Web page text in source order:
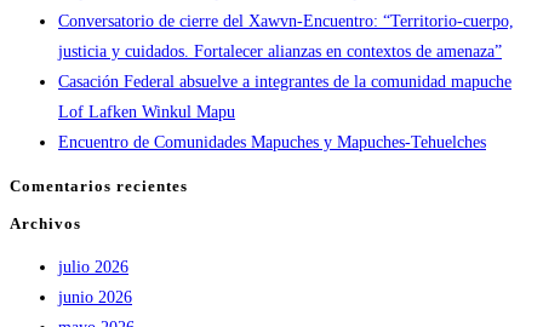
Conversatorio de cierre del Xawvn-Encuentro: “Territorio-cuerpo,
justicia y cuidados. Fortalecer alianzas en contextos de amenaza”
Casación Federal absuelve a integrantes de la comunidad mapuche
Lof Lafken Winkul Mapu
Encuentro de Comunidades Mapuches y Mapuches-Tehuelches
Comentarios recientes
Archivos
julio 2026
junio 2026